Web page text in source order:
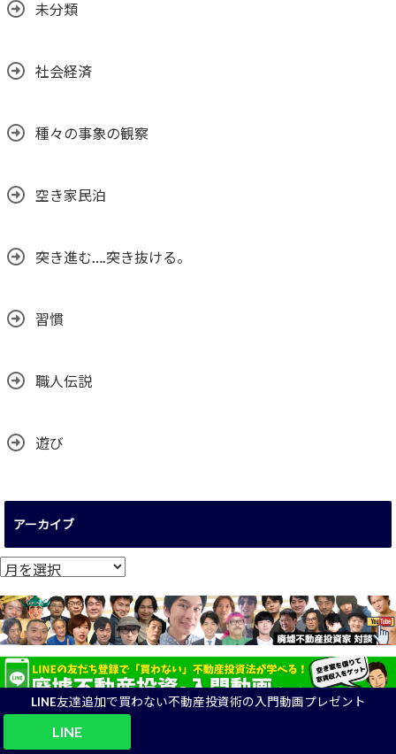
LINE友達追加で買わない不動産投資術の入門動画プレゼント
LINE
未分類
社会経済
種々の事象の観察
空き家民泊
突き進む….突き抜ける。
習慣
職人伝説
遊び
アーカイブ
ア
カ
イ